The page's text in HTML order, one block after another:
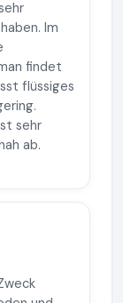
Im
findet
flüssiges
sehr
ab.